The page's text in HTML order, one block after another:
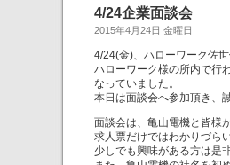
4/24企業面談会
2015年4月24日 金曜日
4/24(金)、ハローワーク佐
ハローワーク様の所内で行
なっていました。
本日は面談会へ参加頂き、
面談会は、亀山電機と皆様
求人票だけではわかりづら
少しでも興味がある方は是